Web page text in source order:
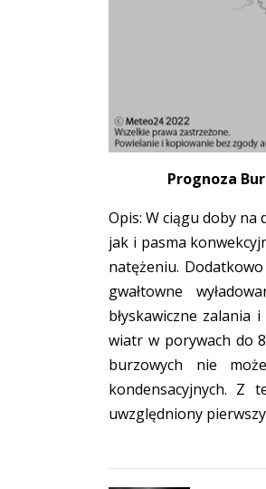
Prognoza
Opis: W ciągu doby
jak i pasma
natężeniu.
gwałtowne
błyskawiczne zalania
wiatr w porywach do
burzowych nie
kondensacyjnych. Z
uwzględniony